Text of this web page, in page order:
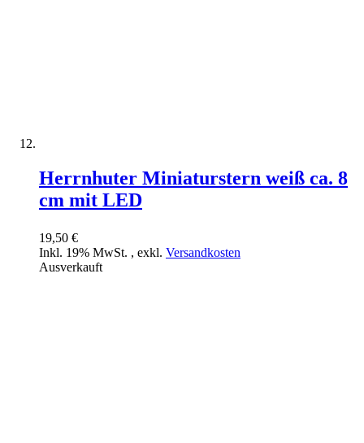
Herrnhuter Miniaturstern weiß ca. 8
cm mit LED
19,50 €
Inkl. 19% MwSt. , exkl. Versandkosten
Ausverkauft